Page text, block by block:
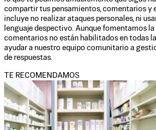
compartir tus pensamientos, comentarios y
incluye no realizar ataques personales, ni
lenguaje despectivo. Aunque fomentamos
comentarios no están habilitados en todas
ayudar a nuestro equipo comunitario a
de respuestas.
TE RECOMENDAMOS